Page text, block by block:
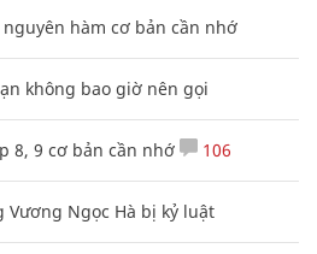
hàm cơ bản cần nhớ
không bao giờ nên gọi
8, 9 cơ bản cần nhớ 106
Vương Ngọc Hà bị kỷ luật